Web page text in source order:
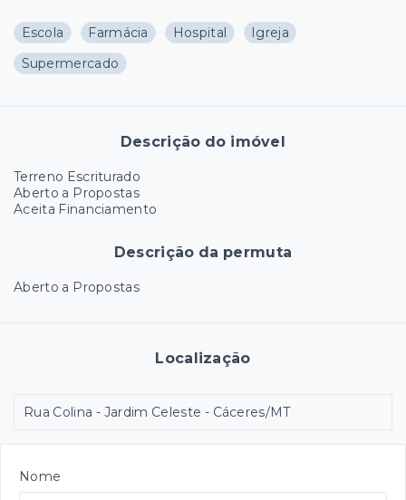
Escola Farmácia Hospital
Igreja
Supermercado
Descrição do imóvel
Terreno Escriturado
Aberto a Propostas
Aceita Financiamento
Descrição da permuta
Aberto a Propostas
Localização
Rua Colina - Jardim Celeste - Cáceres/MT
Nome